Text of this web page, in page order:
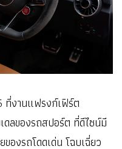
ที่งานแฟรงก์เฟิร์ต
ดลของรถสปอร์ต ที่ดีไซน์มี
องรถโดดเด่น โฉบเฉี่ยว